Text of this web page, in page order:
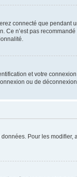
connecté que pendant
Ce n’est pas
et votre
ou de
Pour les modifier,